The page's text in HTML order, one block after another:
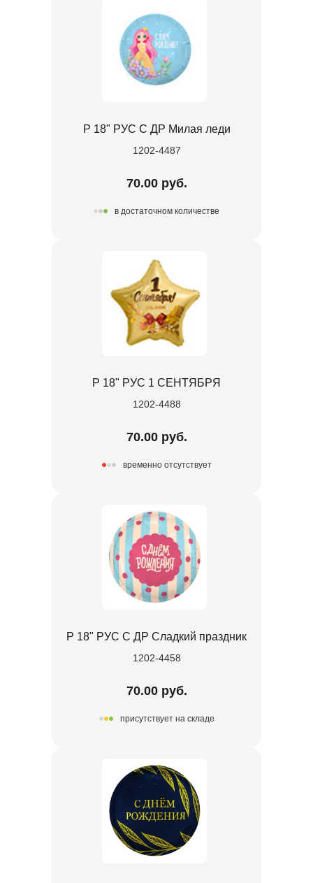
Р 18" РУС С ДР Милая леди
1202-4487
70.00 руб.
в достаточном количестве
Р 18" РУС 1 СЕНТЯБРЯ
1202-4488
70.00 руб.
временно отсутствует
Р 18" РУС С ДР Сладкий праздник
1202-4458
70.00 руб.
присутствует на складе